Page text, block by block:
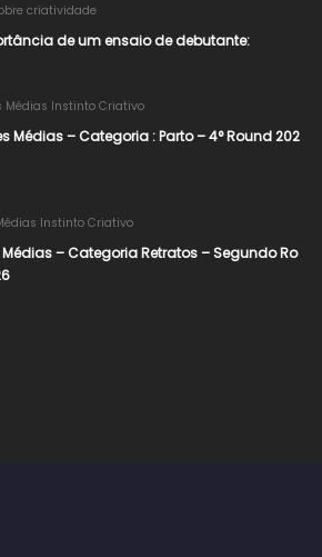
criatividade
de um ensaio de debutante:
Médias Instinto Criativo
Médias – Categoria : Parto – 4° Round 202
Instinto Criativo
– Categoria Retratos – Segundo Ro